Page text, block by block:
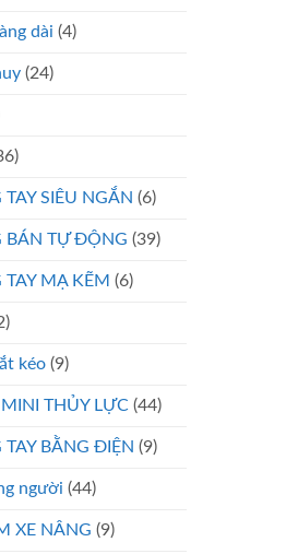
dài (4)
(24)
SIÊU NGẮN (6)
BÁN TỰ ĐỘNG (39)
TAY MẠ KẼM (6)
kéo (9)
THỦY LỰC (44)
TAY BẰNG ĐIỆN (9)
người (44)
XE NÂNG (9)